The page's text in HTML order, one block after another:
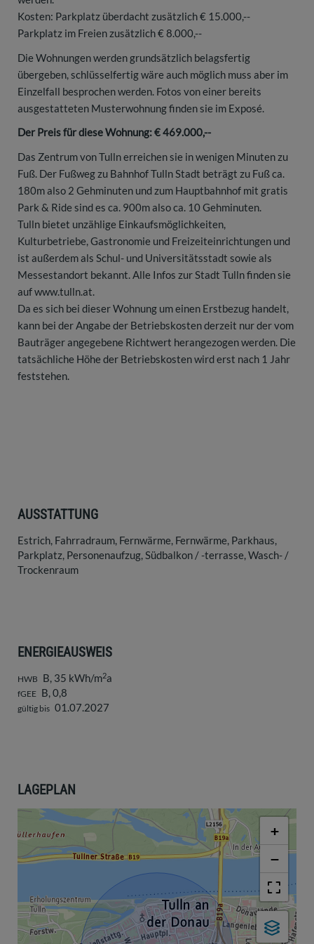
Kosten: Parkplatz überdacht zusätzlich € 15.000,--
Parkplatz im Freien zusätzlich € 8.000,--
Die Wohnungen werden grundsätzlich belagsfertig
übergeben, schlüsselfertig wäre auch möglich muss aber im
Einzelfall besprochen werden. Fotos von einer bereits
ausgestatteten Musterwohnung finden sie im Exposé.
Der Preis für diese Wohnung:€ 469.000,--
Das Zentrum von Tulln erreichen sie in wenigen Minuten zu
Fuß. Der Fußweg zu Bahnhof Tulln Stadt beträgt zu Fuß ca.
180m also 2 Gehminuten und zum Hauptbahnhof mit gratis
Park & Ride sind es ca. 900m also ca. 10 Gehminuten.
Tulln bietet unzählige Einkaufsmöglichkeiten,
Kulturbetriebe, Gastronomie und Freizeiteinrichtungen und
ist außerdem als Schul- und Universitätsstadt sowie als
Messestandort bekannt. Alle Infos zur Stadt Tulln finden sie
auf www.tulln.at.
Da es sich bei dieser Wohnung um einen Erstbezug handelt,
kann bei der Angabe der Betriebskosten derzeit nur der vom
Bauträger angegebene Richtwert herangezogen werden. Die
tatsächliche Höhe der Betriebskosten wird erst nach 1 Jahr
feststehen.
AUSSTATTUNG
Estrich Fahrradraum Fernwärme Fernwärme Parkhaus
Parkplatz Personenaufzug Südbalkon / -terrasse Wasch- /
Trockenraum
ENERGIEAUSWEIS
HWB B, 35 kWh/m2a
fGEE B, 0,8
gültig bis 01.07.2027
LAGEPLAN
+
−